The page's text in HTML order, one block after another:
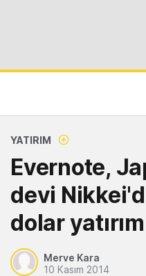
YATIRIM
Evernote,
devi
dolar
Merve Kara
10 Kasım 2014